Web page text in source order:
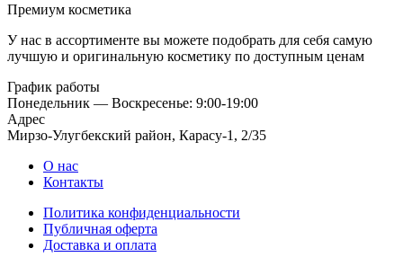
Премиум косметика
У нас в ассортименте вы можете подобрать для себя самую
лучшую и оригинальную косметику по доступным ценам
График работы
Понедельник — Воскресенье: 9:00-19:00
Адрес
Мирзо-Улугбекский район, Карасу-1, 2/35
О нас
Контакты
Политика конфиденциальности
Публичная оферта
Доставка и оплата